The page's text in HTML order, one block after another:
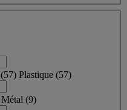
(57) Plastique (57)
Métal (9)